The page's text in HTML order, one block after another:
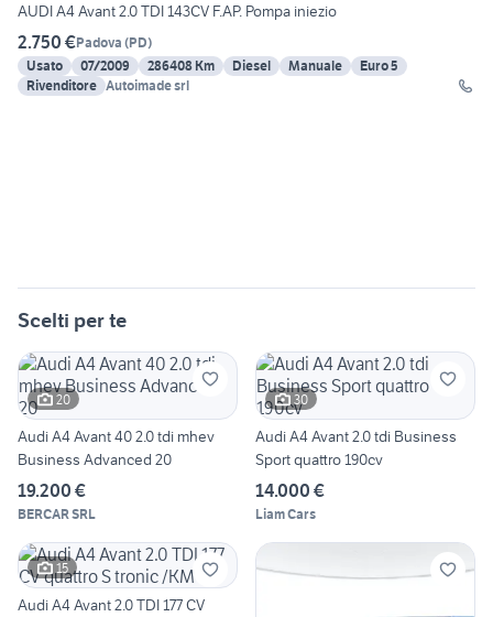
AUDI A4 Avant 2.0 TDI 143CV F.AP. Pompa iniezio
2.750 €Padova (PD)
Usato
07/2009 286408 Km Diesel Manuale
Euro 5
Rivenditore Autoimade srl
Scelti per te
20
Audi A4 Avant 40 2.0 tdi mhev
Business Advanced 20
19.200 €
BERCAR SRL
30
Audi A4 Avant 2.0 tdi Business
Sport quattro 190cv
14.000 €
Liam Cars
15
Audi A4 Avant 2.0 TDI 177 CV